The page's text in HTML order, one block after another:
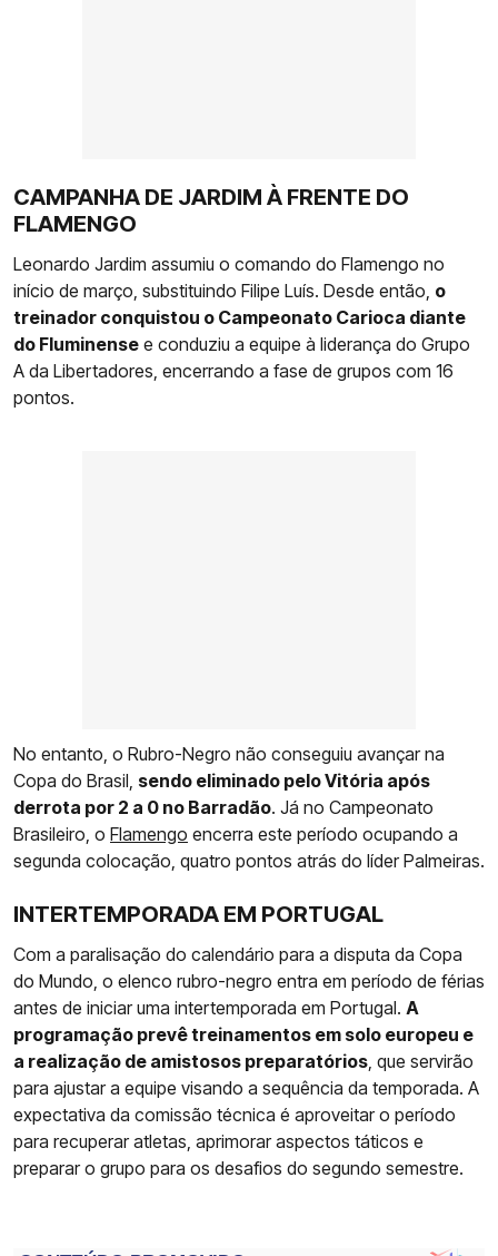
CAMPANHA DE JARDIM À FRENTE DO
FLAMENGO
Leonardo Jardim assumiu o comando do Flamengo no
início de março, substituindo Filipe Luís. Desde então, o
treinador conquistou o Campeonato Carioca diante
do Fluminense e conduziu a equipe à liderança do Grupo
A da Libertadores, encerrando a fase de grupos com 16
pontos.
No entanto, o Rubro-Negro não conseguiu avançar na
Copa do Brasil, sendo eliminado pelo Vitória após
derrota por 2 a 0 no Barradão. Já no Campeonato
Brasileiro, o Flamengo encerra este período ocupando a
segunda colocação, quatro pontos atrás do líder Palmeiras.
INTERTEMPORADA EM PORTUGAL
Com a paralisação do calendário para a disputa da Copa
do Mundo, o elenco rubro-negro entra em período de férias
antes de iniciar uma intertemporada em Portugal. A
programação prevê treinamentos em solo europeu e
a realização de amistosos preparatórios , que servirão
para ajustar a equipe visando a sequência da temporada. A
expectativa da comissão técnica é aproveitar o período
para recuperar atletas, aprimorar aspectos táticos e
preparar o grupo para os desafios do segundo semestre.